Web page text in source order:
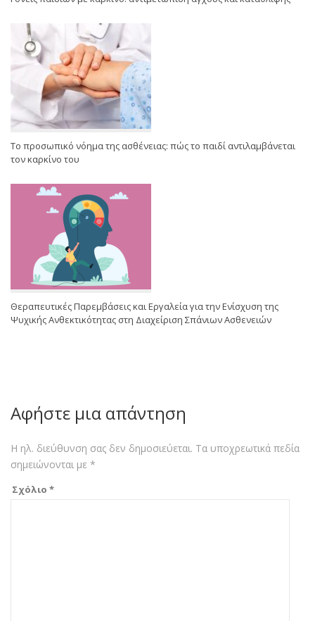
Το προσωπικό νόημα της ασθένειας: πώς το παιδί αντιλαμβάνεται
τον καρκίνο του
Θεραπευτικές Παρεμβάσεις και Εργαλεία για την Ενίσχυση της
Ψυχικής Ανθεκτικότητας στη Διαχείριση Σπάνιων Ασθενειών
Αφήστε μια απάντηση
Η ηλ. διεύθυνση σας δεν δημοσιεύεται. Τα υποχρεωτικά πεδία
σημειώνονται με *
Σχόλιο *